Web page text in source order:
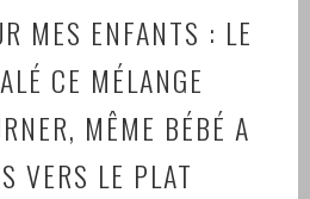
MES ENFANTS : LE
CE MÉLANGE
MÊME BÉBÉ A
VERS LE PLAT